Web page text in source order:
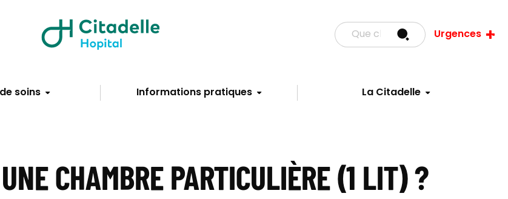
soins Informations pratiques La Citadelle
Urgences
CHAMBRE PARTICULIÈRE (1 LIT) ?